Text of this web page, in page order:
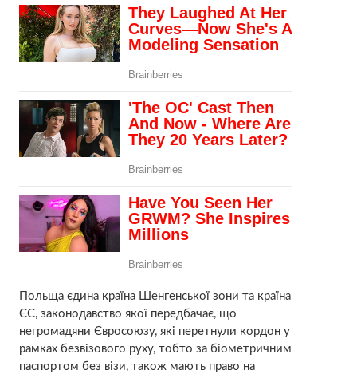
Польща єдина країна Шенгенської зони та країна
ЄС, законодавство якої передбачає, що
негромадяни Євросоюзу, які перетнули кордон у
рамках безвізового руху, тобто за біометричним
паспортом без візи, також мають право на